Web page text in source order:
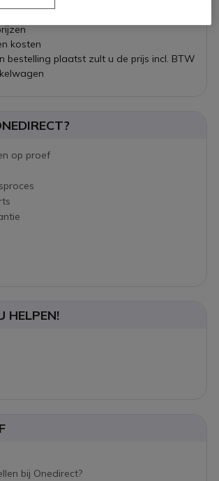
op proef
HELPEN!
bij Onedirect?
kosten
bestelling plaatst zult u de prijs incl. BTW